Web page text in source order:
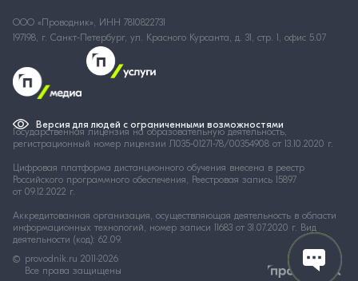
ООО «Проводник», ИНН 7810822731
197198, г. Санкт-Петербург, ул. Красного Курсанта, д. 31, стр. 1, офис 5.07
provodnik.ru 2011-2026
Все права защищены
Версия для людей с ограниченными возможностями
Государственная лицензия на образовательную деятельность,
регистрационный номер лицензии Л035-01271-78/00354908 от 13.10.2020 г.
Цифровая платформа дистанционного обучения внесена в реестр
Российского программного обеспечения, Реестровая запись 15897
от 09.12.2022 г.
Аккредитованная организация, осуществляющая деятельность в области
информационных технологий, номер записи 11683 от 31.07.2020 г. Вид
деятельности (код): 62.09.